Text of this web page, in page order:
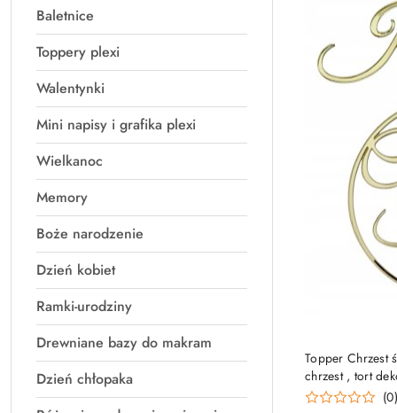
Baletnice
Toppery plexi
Walentynki
Mini napisy i grafika plexi
Wielkanoc
Memory
Boże narodzenie
Dzień kobiet
Ramki-urodziny
Drewniane bazy do makram
Dzień chłopaka
Topper Chrzest
chrzest , tort
(0)